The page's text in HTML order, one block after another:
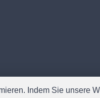
Indem Sie unsere